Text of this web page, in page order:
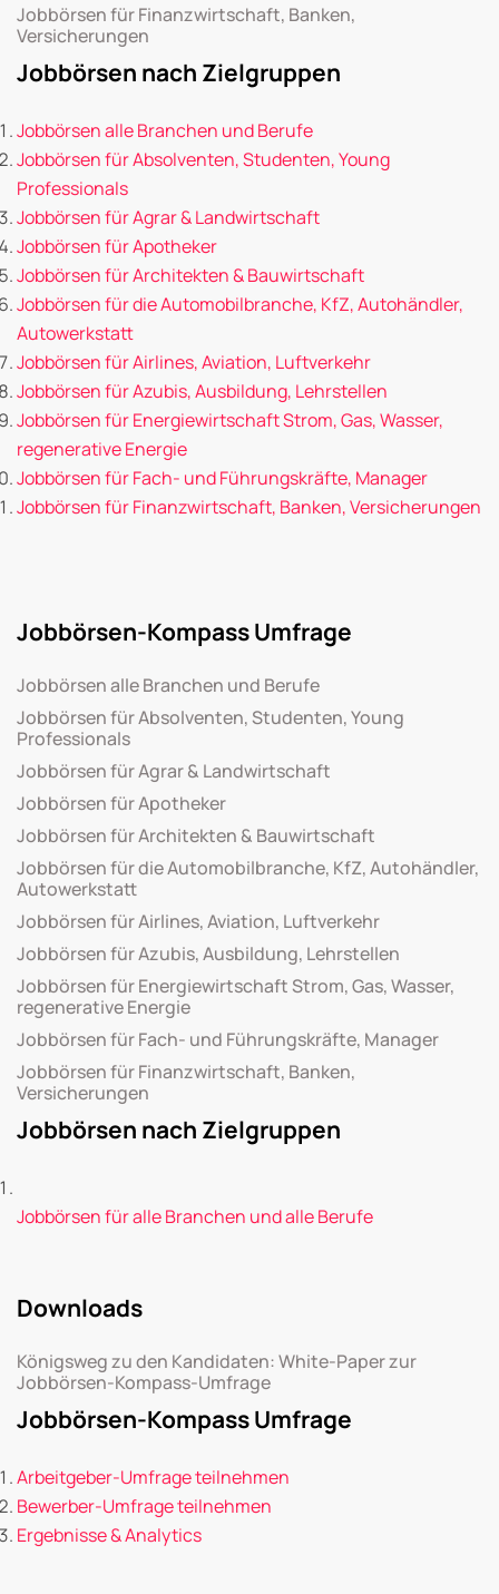
Jobbörsen für Finanzwirtschaft, Banken,
Versicherungen
Jobbörsen nach Zielgruppen
Jobbörsen alle Branchen und Berufe
Jobbörsen für Absolventen, Studenten, Young
Professionals
Jobbörsen für Agrar & Landwirtschaft
Jobbörsen für Apotheker
Jobbörsen für Architekten & Bauwirtschaft
Jobbörsen für die Automobilbranche, KfZ, Autohändler,
Autowerkstatt
Jobbörsen für Airlines, Aviation, Luftverkehr
Jobbörsen für Azubis, Ausbildung, Lehrstellen
Jobbörsen für Energiewirtschaft Strom, Gas, Wasser,
regenerative Energie
Jobbörsen für Fach- und Führungskräfte, Manager
Jobbörsen für Finanzwirtschaft, Banken, Versicherungen
Jobbörsen-Kompass Umfrage
Jobbörsen alle Branchen und Berufe
Jobbörsen für Absolventen, Studenten, Young
Professionals
Jobbörsen für Agrar & Landwirtschaft
Jobbörsen für Apotheker
Jobbörsen für Architekten & Bauwirtschaft
Jobbörsen für die Automobilbranche, KfZ, Autohändler,
Autowerkstatt
Jobbörsen für Airlines, Aviation, Luftverkehr
Jobbörsen für Azubis, Ausbildung, Lehrstellen
Jobbörsen für Energiewirtschaft Strom, Gas, Wasser,
regenerative Energie
Jobbörsen für Fach- und Führungskräfte, Manager
Jobbörsen für Finanzwirtschaft, Banken,
Versicherungen
Jobbörsen nach Zielgruppen
Jobbörsen für alle Branchen und alle Berufe
Downloads
Königsweg zu den Kandidaten: White-Paper zur
Jobbörsen-Kompass-Umfrage
Jobbörsen-Kompass Umfrage
Arbeitgeber-Umfrage teilnehmen
Bewerber-Umfrage teilnehmen
Ergebnisse & Analytics